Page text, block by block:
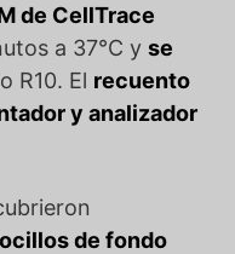
de CellTrace
a 37°C y se
R10. El recuento
y analizador
de fondo